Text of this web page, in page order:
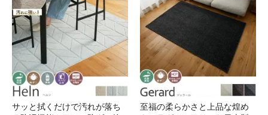
サッと拭くだけで汚れが落ち
至福の柔らかさと上品な煌め